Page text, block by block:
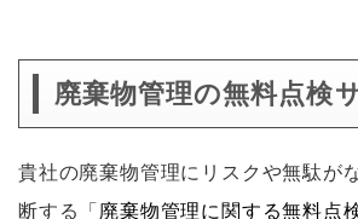
廃棄物管理の無料点検
貴社の廃棄物管理にリスクや無駄が
断する「廃棄物管理に関する無料点